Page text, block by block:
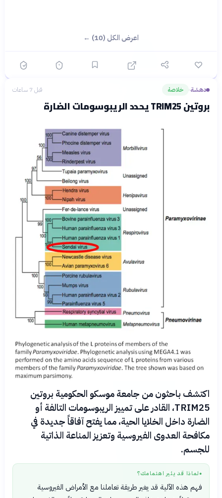
اعرض الكل (10) ←
دهشة› خلاصة قبل 7 ساعات
بروتين TRIM25 يحدد الريبوسومات الضارة
اكتشف باحثون من جامعة موسكو الحكومية بروتين
TRIM25، القادر على تمييز الريبوسومات التالفة أو
الضارة داخل الخلايا الحية، مما يفتح آفاقاً جديدة في
مكافحة العدوى الفيروسية وتعزيز المناعة الذاتية
للجسم.
● لماذا قد يثير اهتمامك؟
فهم هذه الآلية قد يغير طريقة تعاملنا مع الأمراض الفيروسية